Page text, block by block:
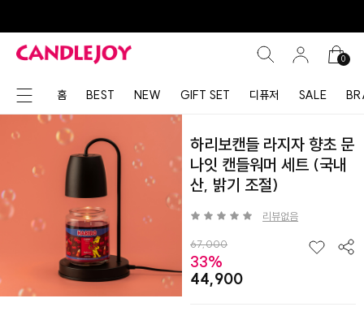
0
홈 BEST NEW GIFT SET 디퓨저 SALE
하리보캔들 라지자 향초 문
나잇 캔들워머 세트 (국내
산, 밝기 조절)
리뷰없음
67,000
33%
44,900